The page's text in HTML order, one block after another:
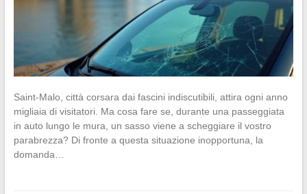
Saint-Malo, città corsara dai fascini indiscutibili, attira ogni anno
migliaia di visitatori. Ma cosa fare se, durante una passeggiata
in auto lungo le mura, un sasso viene a scheggiare il vostro
parabrezza? Di fronte a questa situazione inopportuna, la
domanda…